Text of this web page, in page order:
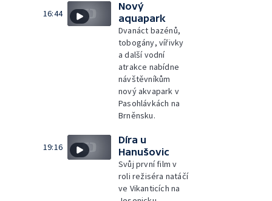
16:44
Nový
aquapark
Dvanáct bazénů,
tobogány, vířivky
a další vodní
atrakce nabídne
návštěvníkům
nový akvapark v
Pasohlávkách na
Brněnsku.
19:16
Díra u
Hanušovic
Svůj první film v
roli režiséra natáčí
ve Vikanticích na